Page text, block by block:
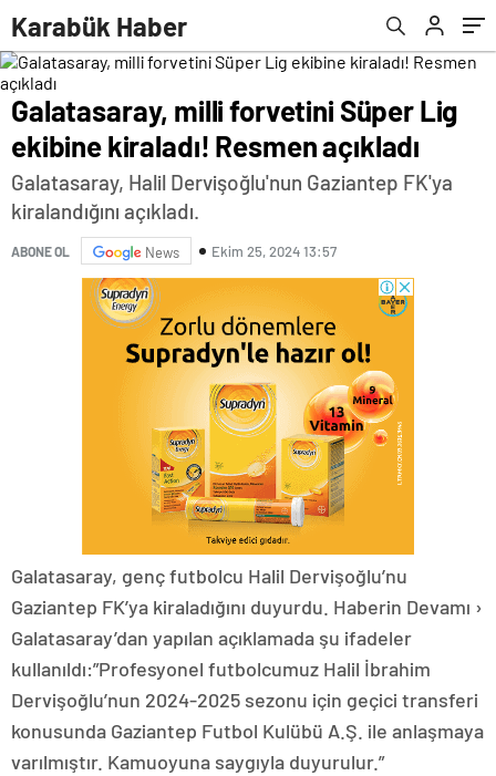
Karabük Haber
Galatasaray, milli forvetini Süper Lig
ekibine kiraladı! Resmen açıkladı
Galatasaray, Halil Dervişoğlu'nun Gaziantep FK'ya
kiralandığını açıkladı.
ABONE OL News Ekim 25, 2024 13:57
Galatasaray, genç futbolcu Halil Dervişoğlu’nu
Gaziantep FK’ya kiraladığını duyurdu. Haberin Devamı ›
Galatasaray’dan yapılan açıklamada şu ifadeler
kullanıldı:”Profesyonel futbolcumuz Halil İbrahim
Dervişoğlu’nun 2024-2025 sezonu için geçici transferi
konusunda Gaziantep Futbol Kulübü A.Ş. ile anlaşmaya
varılmıştır. Kamuoyuna saygıyla duyurulur.”